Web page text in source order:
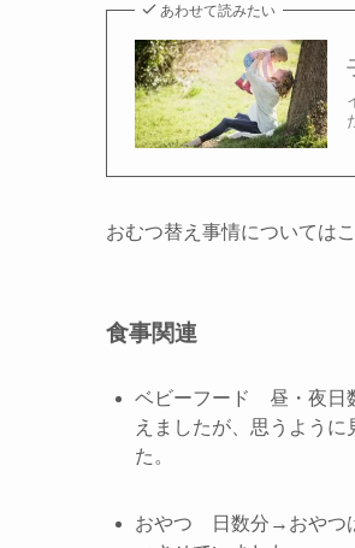
あわせて読みたい
おむつ替え事情については
食事関連
ベビーフード 昼・夜日
えましたが、思うよう
た。
おやつ 日数分→おやつ